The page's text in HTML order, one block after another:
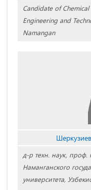
Candidate of
Engineering and
Namangan
д-р техн. наук, проф.
Наманганского
университета,